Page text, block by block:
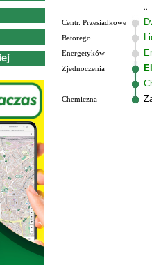
Centr. Przesiadkowe
Batorego
Energetyków
Zjednoczenia
Chemiczna